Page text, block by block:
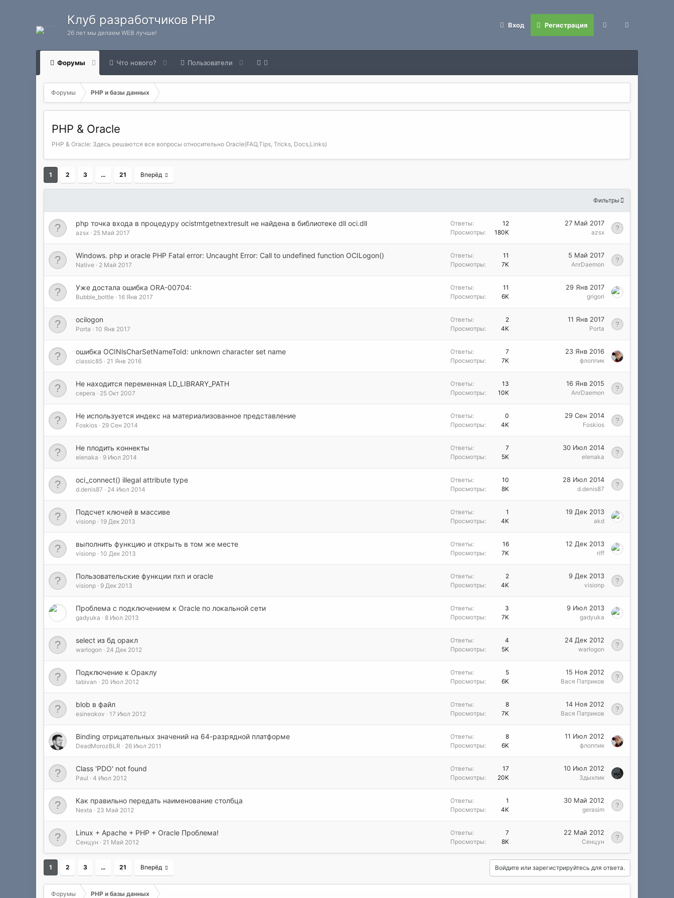
Клуб разработчиков PHP
26 лет мы делаем WEB лучше!
Вход Регистрация
Форумы Что нового? Пользователи
Форумы PHP и базы данных
PHP & Oracle
PHP & Oracle: Здесь решаются все вопросы относительно Oracle(FAQ,Tips, Tricks, Docs,Links)
1 2 3 … 21 Вперёд
Фильтры
php точка входа в процедуру ocistmtgetnextresult не найдена в библиотеке dll oci.dll
azsx 25 Май 2017
Ответы
12
Просмотры
180K
27 Май 2017
azsx
Windows. php и oracle PHP Fatal error: Uncaught Error: Call to undefined function OCILogon()
Native 2 Май 2017
Ответы
11
Просмотры
7K
5 Май 2017
AnrDaemon
Уже достала ошибка ORA-00704:
Bubble_bottle 16 Янв 2017
Ответы
11
Просмотры
6K
29 Янв 2017
grigori
ocilogon
Porta 10 Янв 2017
Ответы
2
Просмотры
4K
11 Янв 2017
Porta
ошибка OCINlsCharSetNameToId: unknown character set name
classic85 21 Янв 2016
Ответы
7
Просмотры
7K
23 Янв 2016
флоппик
Не находится переменная LD_LIBRARY_PATH
cepera 25 Окт 2007
Ответы
13
Просмотры
10K
16 Янв 2015
AnrDaemon
Не используется индекс на материализованное представление
Foskios 29 Сен 2014
Ответы
0
Просмотры
4K
29 Сен 2014
Foskios
Не плодить коннекты
elenaka 9 Июл 2014
Ответы
7
Просмотры
5K
30 Июл 2014
elenaka
oci_connect() illegal attribute type
d.denis87 24 Июл 2014
Ответы
10
Просмотры
8K
28 Июл 2014
d.denis87
Подсчет ключей в массиве
visionp 19 Дек 2013
Ответы
1
Просмотры
4K
19 Дек 2013
akd
выполнить функцию и открыть в том же месте
visionp 10 Дек 2013
Ответы
16
Просмотры
7K
12 Дек 2013
riff
Пользовательские функции пхп и oracle
visionp 9 Дек 2013
Ответы
2
Просмотры
4K
9 Дек 2013
visionp
Проблема с подключением к Oracle по локальной сети
gadyuka 8 Июл 2013
Ответы
3
Просмотры
7K
9 Июл 2013
gadyuka
select из бд оракл
warlogon 24 Дек 2012
Ответы
4
Просмотры
5K
24 Дек 2012
warlogon
Подключение к Ораклу
tabivan 20 Июл 2012
Ответы
5
Просмотры
6K
15 Ноя 2012
Вася Патриков
blob в файл
esineokov 17 Июл 2012
Ответы
8
Просмотры
7K
14 Ноя 2012
Вася Патриков
Binding отрицательных значений на 64-разрядной платформе
DeadMorozBLR 26 Июл 2011
Ответы
8
Просмотры
6K
11 Июл 2012
флоппик
Class 'PDO' not found
Paul 4 Июл 2012
Ответы
17
Просмотры
20K
10 Июл 2012
Здыхлик
Как правильно передать наименование столбца
Nexta 23 Май 2012
Ответы
1
Просмотры
4K
30 Май 2012
gerasim
Linux + Apache + PHP + Oracle Проблема!
Сенцун 21 Май 2012
Ответы
7
Просмотры
8K
22 Май 2012
Сенцун
1 2 3 … 21 Вперёд Войдите или зарегистрируйтесь для ответа.
Форумы PHP и базы данных